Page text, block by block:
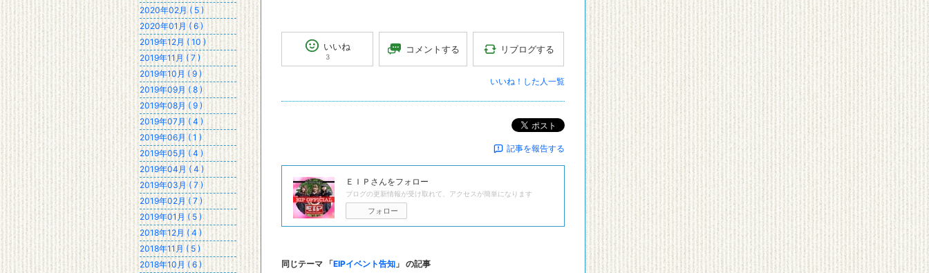
いいね
3
コメントする リブログする
いいね！した人一覧
ポスト
記事を報告する
ＥＩＰ さんをフォロー
ブログの更新情報が受け取れて、アクセスが簡単になります
フォロー
同じテーマ 「EIPイベント告知 」 の記事
2020年02月 ( 5 )
2020年01月 ( 6 )
2019年12月 ( 10 )
2019年11月 ( 7 )
2019年10月 ( 9 )
2019年09月 ( 8 )
2019年08月 ( 9 )
2019年07月 ( 4 )
2019年06月 ( 1 )
2019年05月 ( 4 )
2019年04月 ( 4 )
2019年03月 ( 7 )
2019年02月 ( 7 )
2019年01月 ( 5 )
2018年12月 ( 4 )
2018年11月 ( 5 )
2018年10月 ( 6 )